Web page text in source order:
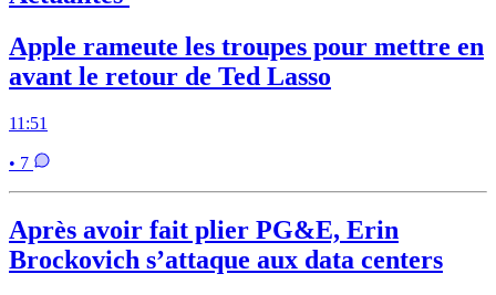
Apple rameute les troupes pour mettre en
avant le retour de Ted Lasso
11:51
• 7
Après avoir fait plier PG&E, Erin
Brockovich s’attaque aux data centers